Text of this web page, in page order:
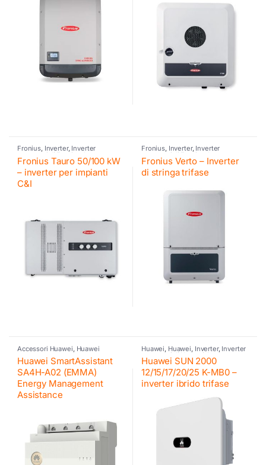
Fronius, Inverter, Inverter
commerciali Fronius
fotovoltaico
Fronius Tauro 50/100 kW
– inverter per impianti
C&I
Fronius, Inverter, Inverter
commerciali Fronius
fotovoltaico
Fronius Verto – Inverter
di stringa trifase
Accessori Huawei Huawei
Huawei SmartAssistant
SA4H-A02 (EMMA)
Energy Management
Assistance
Huawei Huawei Inverter, Inverter
commerciali Huawei Inverter
ibrido
Huawei SUN 2000
12/15/17/20/25 K-MB0 –
inverter ibrido trifase